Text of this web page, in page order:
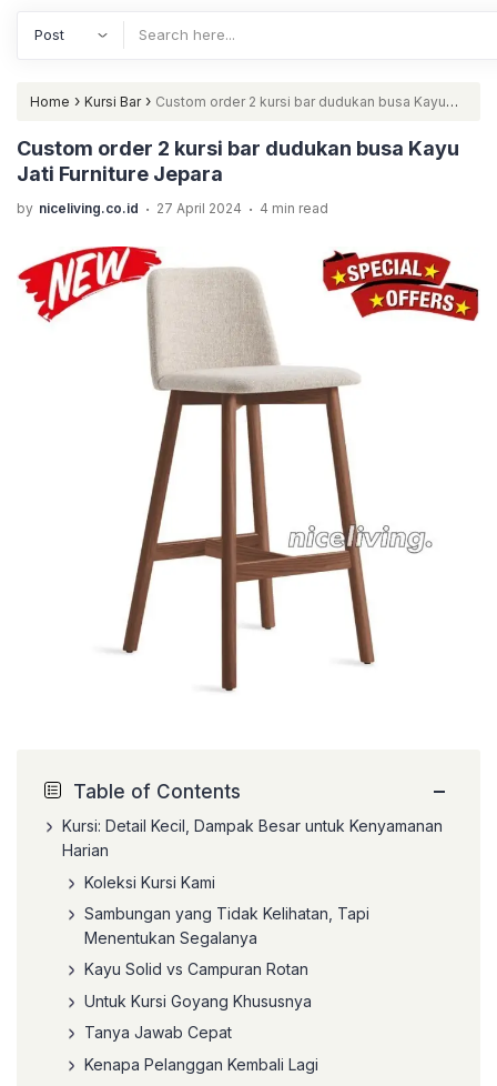
Home › Kursi Bar› Custom order 2 kursi bar dudukan busa Kayu
Jati Furniture Jepara
Custom order 2 kursi bar dudukan busa Kayu
Jati Furniture Jepara
by niceliving.co.id . 27 April 2024 . 4 min read
Table of Contents −
Kursi: Detail Kecil, Dampak Besar untuk Kenyamanan
Harian
Koleksi Kursi Kami
Sambungan yang Tidak Kelihatan, Tapi
Menentukan Segalanya
Kayu Solid vs Campuran Rotan
Untuk Kursi Goyang Khususnya
Tanya Jawab Cepat
Kenapa Pelanggan Kembali Lagi